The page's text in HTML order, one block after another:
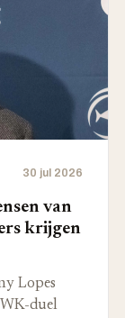
30 jul 2026
van
krijgen
Lopes
duel